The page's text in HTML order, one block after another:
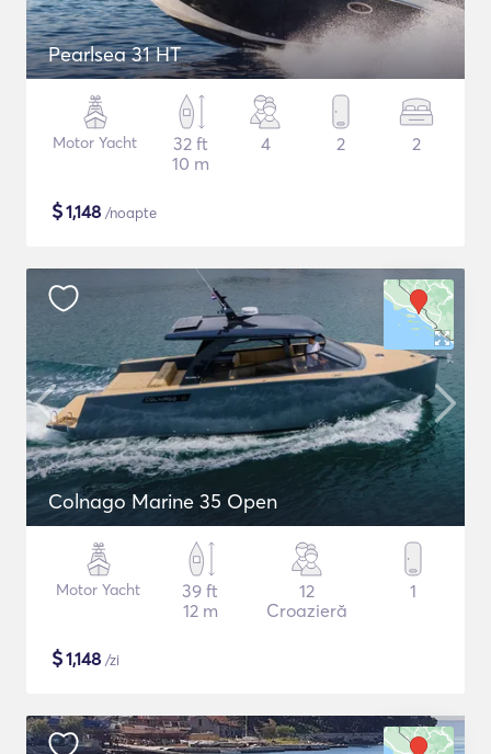
Pearlsea 31 HT
Motor Yacht
32 ft
10 m
4 2 2
$1,148 /noapte
Colnago Marine 35 Open
Motor Yacht
39 ft
12 m
12
Croazieră
1
$1,148 /zi